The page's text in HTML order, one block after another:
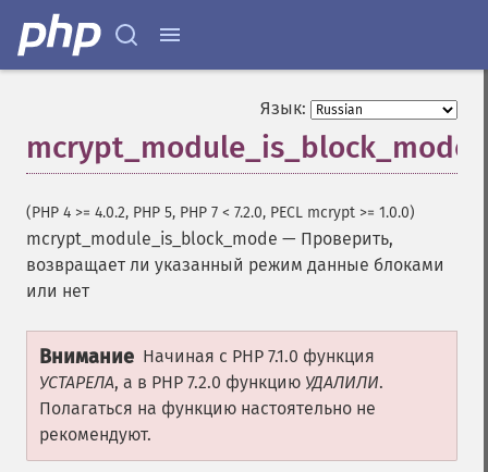
Язык:
mcrypt_module_is_block_mode
(PHP 4 >= 4.0.2, PHP 5, PHP 7 < 7.2.0, PECL mcrypt >= 1.0.0)
mcrypt_module_is_block_mode — Проверить,
возвращает ли указанный режим данные блоками
или нет
Внимание Начиная с PHP 7.1.0 функция
УСТАРЕЛА, а в PHP 7.2.0 функцию УДАЛИЛИ.
Полагаться на функцию настоятельно не
рекомендуют.